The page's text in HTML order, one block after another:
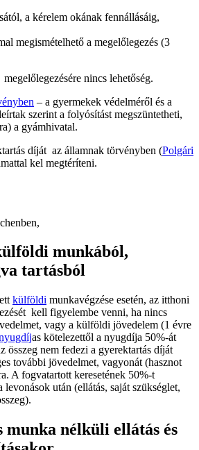
a kérelem okának fennállásáig,
megismételhető a megelőlegezés (3
nincs lehetőség.
– a gyermekek védelméről és a
szerint a folyósítást megszüntetheti,
a gyámhivatal.
díját az államnak törvényben (Polgári
kel megtéríteni.
munkából,
tartásból
külföldi munkavégzése esetén, az itthoni
kell figyelembe venni, ha nincs
vagy a külföldi jövedelem (1 évre
as kötelezettől a nyugdíja 50%-át
összeg nem fedezi a gyerektartás díját
további jövedelmet, vagyonát (hasznot
A fogvatartott keresetének 50%-t
után (ellátás, saját szükséglet,
nélküli ellátás és